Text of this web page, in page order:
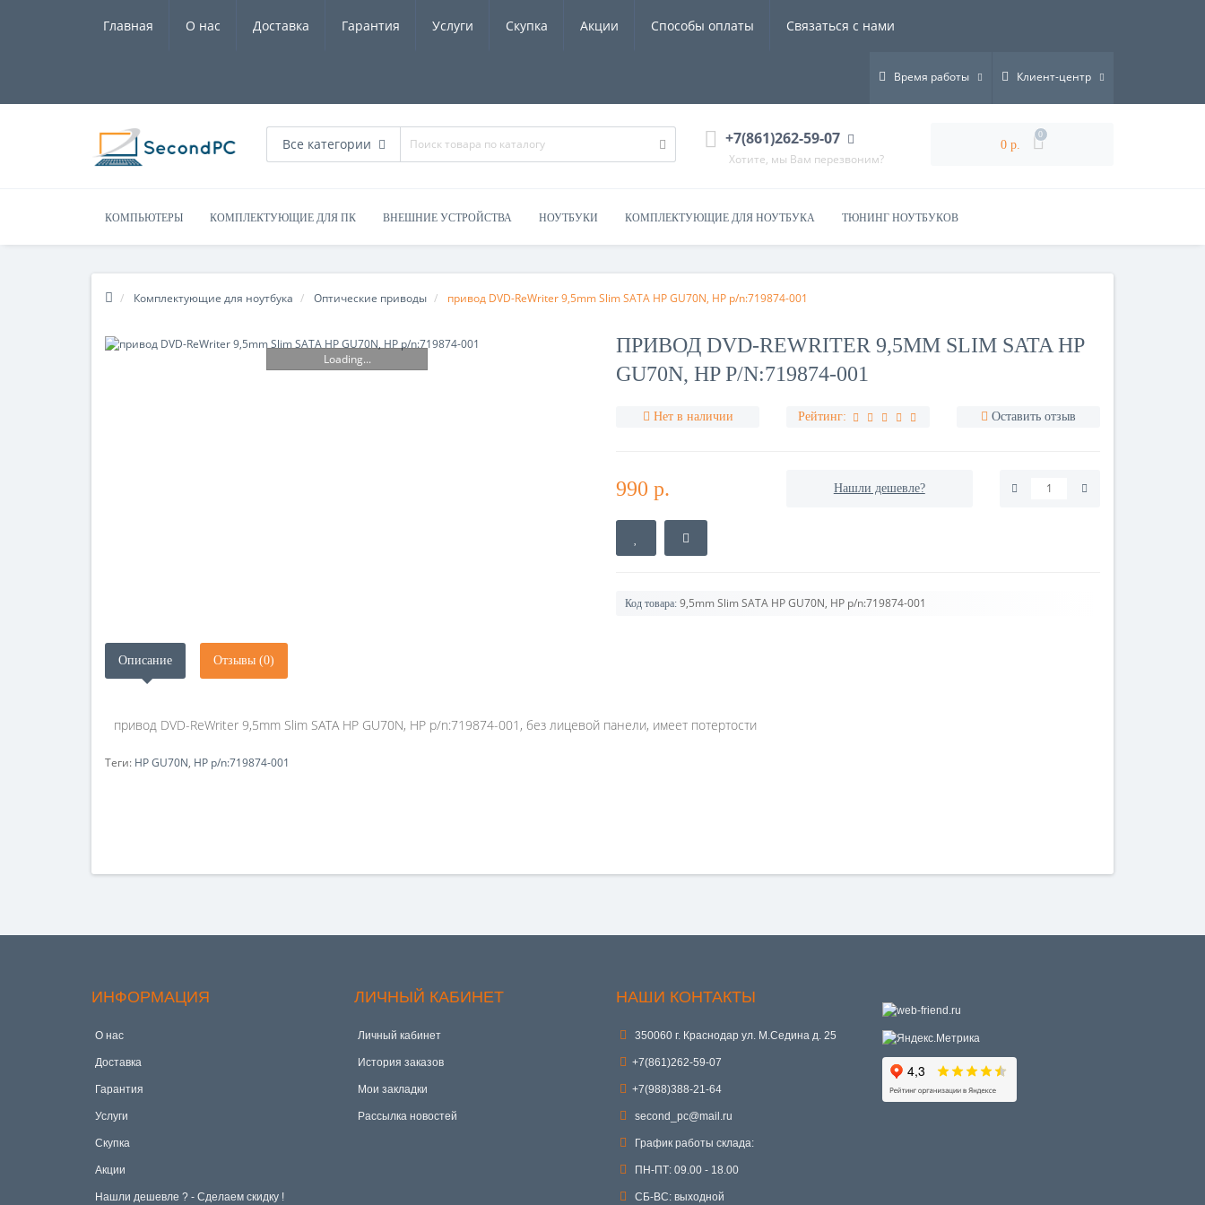
Главная О нас Доставка Гарантия Услуги Скупка Акции Способы оплаты Связаться с нами
Время работы Клиент-центр
Все категории +7(861)262-59-07
Хотите, мы Вам перезвоним?
0 р.
0
КОМПЬЮТЕРЫ КОМПЛЕКТУЮЩИЕ ДЛЯ ПК ВНЕШНИЕ УСТРОЙСТВА НОУТБУКИ КОМПЛЕКТУЮЩИЕ ДЛЯ НОУТБУКА ТЮНИНГ НОУТБУКОВ
Комплектующие для ноутбука Оптические приводы привод DVD-ReWriter 9,5mm Slim SATA HP GU70N, HP p/n:719874-001
Loading...
ПРИВОД DVD-REWRITER 9,5MM SLIM SATA HP
GU70N, HP P/N:719874-001
Нет в наличии Рейтинг: Оставить отзыв
990 р. Нашли дешевле?
Код товара: 9,5mm Slim SATA HP GU70N, HP p/n:719874-001
Описание Отзывы (0)
привод DVD-ReWriter 9,5mm Slim SATA HP GU70N, HP p/n:719874-001, без лицевой панели, имеет потертости
Теги: HP GU70N, HP p/n:719874-001
ИНФОРМАЦИЯ
О нас
Доставка
Гарантия
Услуги
Скупка
Акции
Hашли дешевле ? - Сделаем скидку !
ЛИЧНЫЙ КАБИНЕТ
Личный кабинет
История заказов
Мои закладки
Рассылка новостей
НАШИ КОНТАКТЫ
350060 г. Краснодар ул. М.Седина д. 25
+7(861)262-59-07
+7(988)388-21-64
second_pc@mail.ru
График работы склада:
ПН-ПТ: 09.00 - 18.00
СБ-ВС: выходной